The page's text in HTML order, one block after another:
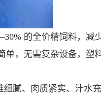
的全价精饲料，减
，无需复杂设备，塑
腻、肉质紧实、汁水